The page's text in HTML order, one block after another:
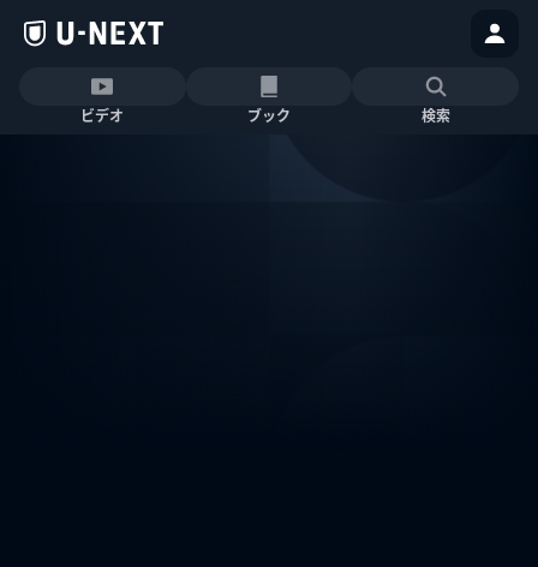
ビデオ ブック 検索